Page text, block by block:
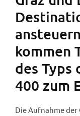
kommen
des Typs
400 zum
Die Aufnahme